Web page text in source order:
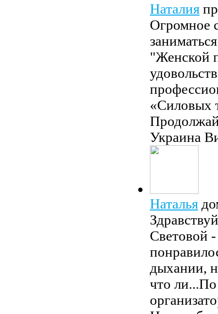
Наталия
Огромное
"Женской
«Силовых
Украина
Наталья
Световой
дыхании,
что